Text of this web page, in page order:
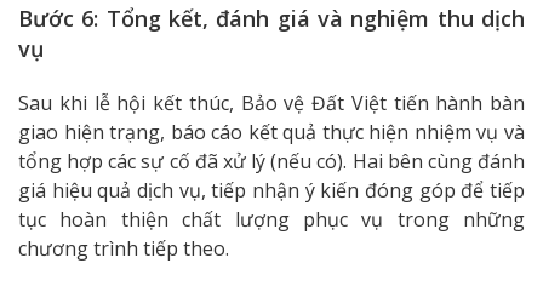
Bước 6: Tổng kết, đánh giá và nghiệm thu dịch
vụ
Sau khi lễ hội kết thúc, Bảo vệ Đất Việt tiến hành bàn
giao hiện trạng, báo cáo kết quả thực hiện nhiệm vụ và
tổng hợp các sự cố đã xử lý (nếu có). Hai bên cùng đánh
giá hiệu quả dịch vụ, tiếp nhận ý kiến đóng góp để tiếp
tục hoàn thiện chất lượng phục vụ trong những
chương trình tiếp theo.